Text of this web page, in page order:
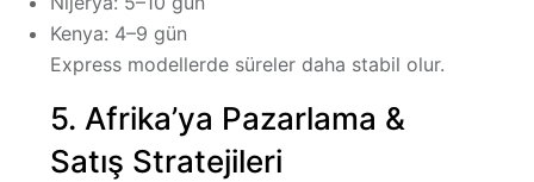
Kenya: 4–9 gün
Express modellerde süreler daha stabil olur.
5. Afrika’ya Pazarlama &
Satış Stratejileri